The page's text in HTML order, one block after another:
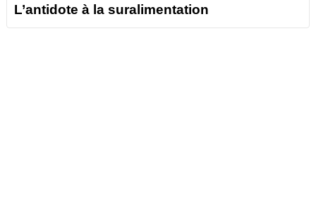
L’antidote à la suralimentation